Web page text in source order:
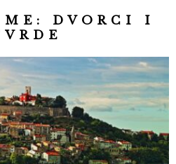
DVORCI I